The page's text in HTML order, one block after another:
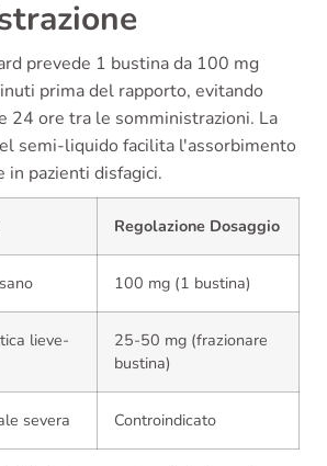
prevede 1 bustina da 100 mg
prima del rapporto, evitando
24 ore tra le somministrazioni. La
semi-liquido facilita l'assorbimento
in pazienti disfagici.
Regolazione Dosaggio
100 mg (1 bustina)
lieve-
25-50 mg (frazionare
bustina)
severa Controindicato